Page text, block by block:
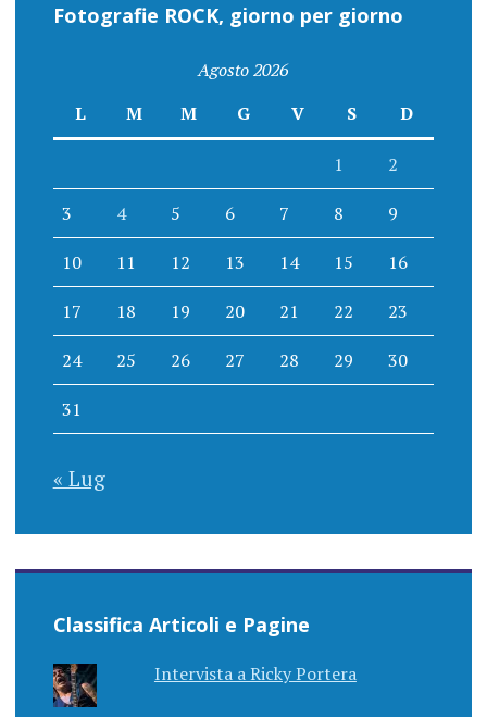
Fotografie ROCK, giorno per giorno
Agosto 2026
L
M M G V S D
1 2
3 4 5 6 7 8 9
10 11 12 13 14 15 16
17 18 19 20 21 22 23
24 25 26 27 28 29 30
31
« Lug
Classifica Articoli e Pagine
Intervista a Ricky Portera